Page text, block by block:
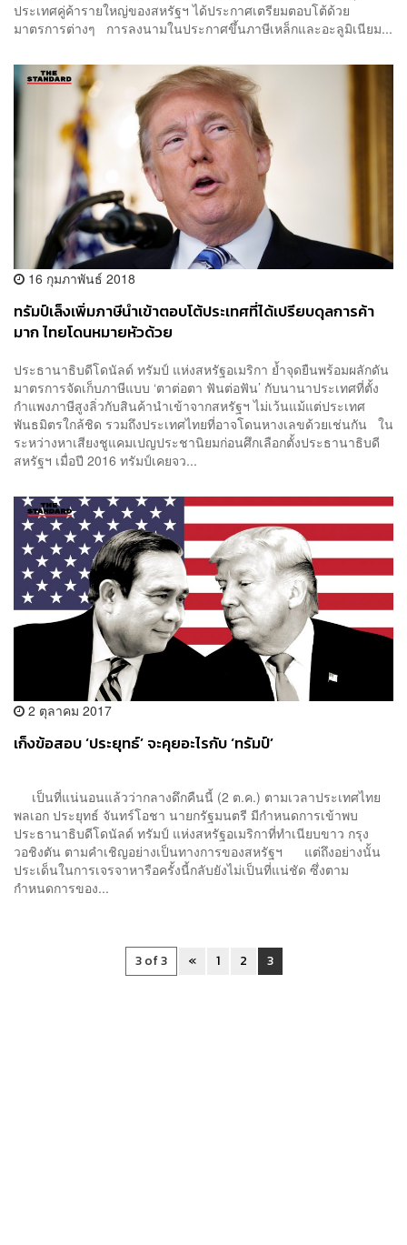
ประเทศคู่ค้ารายใหญ่ของสหรัฐฯ ได้ประกาศเตรียมตอบโต้ด้วย
มาตรการต่างๆ การลงนามในประกาศขึ้นภาษีเหล็กและอะลูมิเนียม...
16 กุมภาพันธ์ 2018
ทรัมป์เล็งเพิ่มภาษีนำเข้าตอบโต้ประเทศที่ได้เปรียบดุลการค้า
มาก ไทยโดนหมายหัวด้วย
ประธานาธิบดีโดนัลด์ ทรัมป์ แห่งสหรัฐอเมริกา ย้ำจุดยืนพร้อมผลักดัน
มาตรการจัดเก็บภาษีแบบ ‘ตาต่อตา ฟันต่อฟัน’ กับนานาประเทศที่ตั้ง
กำแพงภาษีสูงลิ่วกับสินค้านำเข้าจากสหรัฐฯ ไม่เว้นแม้แต่ประเทศ
พันธมิตรใกล้ชิด รวมถึงประเทศไทยที่อาจโดนหางเลขด้วยเช่นกัน ใน
ระหว่างหาเสียงชูแคมเปญประชานิยมก่อนศึกเลือกตั้งประธานาธิบดี
สหรัฐฯ เมื่อปี 2016 ทรัมป์เคยจว...
2 ตุลาคม 2017
เก็งข้อสอบ ‘ประยุทธ์’ จะคุยอะไรกับ ‘ทรัมป์’
เป็นที่แน่นอนแล้วว่ากลางดึกคืนนี้ (2 ต.ค.) ตามเวลาประเทศไทย
พลเอก ประยุทธ์ จันทร์โอชา นายกรัฐมนตรี มีกำหนดการเข้าพบ
ประธานาธิบดีโดนัลด์ ทรัมป์ แห่งสหรัฐอเมริกาที่ทำเนียบขาว กรุง
วอชิงตัน ตามคำเชิญอย่างเป็นทางการของสหรัฐฯ แต่ถึงอย่างนั้น
ประเด็นในการเจรจาหารือครั้งนี้กลับยังไม่เป็นที่แน่ชัด ซึ่งตาม
กำหนดการของ...
3 of 3 « 1 2 3